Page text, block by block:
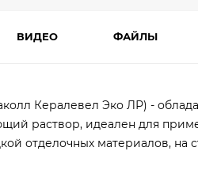
ВИДЕО ФАЙЛЫ
Кералевел Эко ЛР) -
раствор, идеален для
отделочных материалов, на